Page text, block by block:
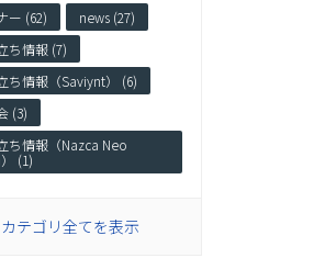
ー (62)
news (27)
ち情報 (7)
ち情報（Saviynt） (6)
(3)
ち情報（Nazca Neo
(1)
カテゴリ全てを表示